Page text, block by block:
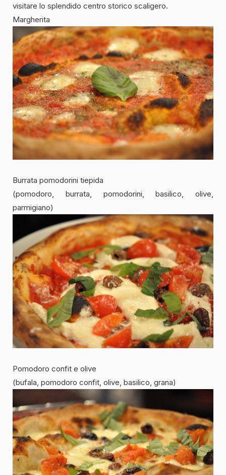
visitare lo splendido centro storico scaligero.
Margherita
Burrata pomodorini tiepida
(pomodoro, burrata, pomodorini, basilico, olive,
parmigiano)
Pomodoro confit e olive
(bufala, pomodoro confit, olive, basilico, grana)